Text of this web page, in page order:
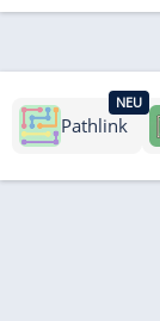
NEU
Pathlink